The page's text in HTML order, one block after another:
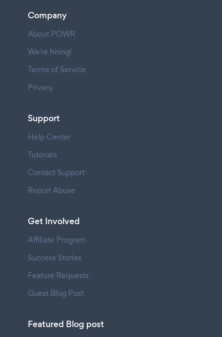
Company
About POWR
We're hiring!
Terms of Service
Privacy
Support
Help Center
Tutorials
Contact Support
Report Abuse
Get Involved
Affiliate Program
Success Stories
Feature Requests
Guest Blog Post
Featured Blog post